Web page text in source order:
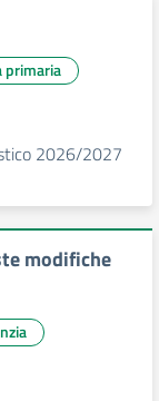
primaria
2026/2027
modifiche